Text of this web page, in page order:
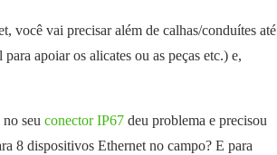
você vai precisar além de calhas/conduítes até
apoiar os alicates ou as peças etc.) e,
seu conector IP67 deu problema e precisou
8 dispositivos Ethernet no campo? E para